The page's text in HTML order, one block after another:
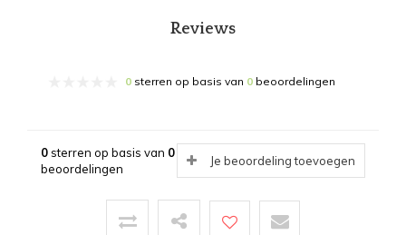
Reviews
0 sterren op basis van 0 beoordelingen
0sterren op basis van 0
beoordelingen
Je beoordeling toevoegen